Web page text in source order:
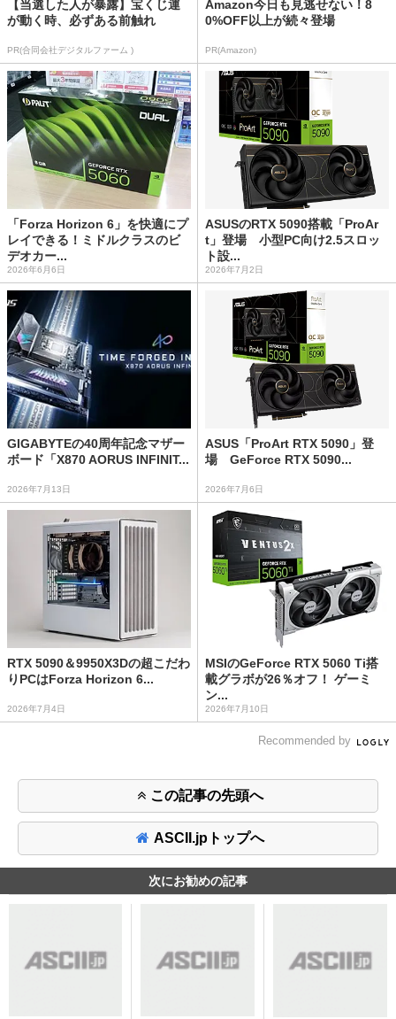
【当選した人が暴露】宝くじ運
が動く時、必ずある前触れ
PR(合同会社デジタルファーム )
Amazon今日も見逃せない！8
0%OFF以上が続々登場
PR(Amazon)
「Forza Horizon 6」を快適にプ
レイできる！ミドルクラスのビ
デオカー...
2026年6月6日
ASUSのRTX 5090搭載「ProAr
t」登場 小型PC向け2.5スロッ
ト設...
2026年7月2日
GIGABYTEの40周年記念マザー
ボード「X870 AORUS INFINIT...
2026年7月13日
ASUS「ProArt RTX 5090」登
場 GeForce RTX 5090...
2026年7月6日
RTX 5090＆9950X3Dの超こだわ
りPCはForza Horizon 6...
2026年7月4日
MSIのGeForce RTX 5060 Ti搭
載グラボが26％オフ！ ゲーミ
ン...
2026年7月10日
Recommended by
この記事の先頭へ
ASCII.jpトップへ
次にお勧めの記事